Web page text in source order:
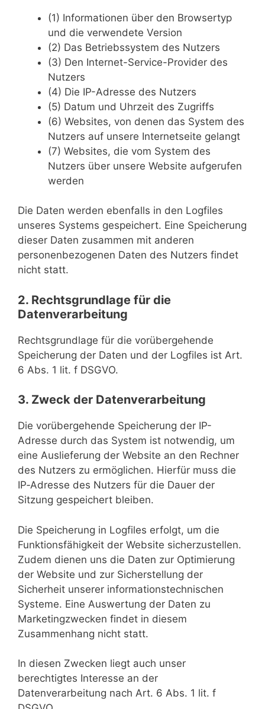
(1) Informationen über den Browsertyp
und die verwendete Version
(2) Das Betriebssystem des Nutzers
(3) Den Internet-Service-Provider des
Nutzers
(4) Die IP-Adresse des Nutzers
(5) Datum und Uhrzeit des Zugriffs
(6) Websites, von denen das System des
Nutzers auf unsere Internetseite gelangt
(7) Websites, die vom System des
Nutzers über unsere Website aufgerufen
werden
Die Daten werden ebenfalls in den Logfiles
unseres Systems gespeichert. Eine Speicherung
dieser Daten zusammen mit anderen
personenbezogenen Daten des Nutzers findet
nicht statt.
2. Rechtsgrundlage für die
Datenverarbeitung
Rechtsgrundlage für die vorübergehende
Speicherung der Daten und der Logfiles ist Art.
6 Abs. 1 lit. f DSGVO.
3. Zweck der Datenverarbeitung
Die vorübergehende Speicherung der IP-
Adresse durch das System ist notwendig, um
eine Auslieferung der Website an den Rechner
des Nutzers zu ermöglichen. Hierfür muss die
IP‑Adresse des Nutzers für die Dauer der
Sitzung gespeichert bleiben.
Die Speicherung in Logfiles erfolgt, um die
Funktionsfähigkeit der Website sicherzustellen.
Zudem dienen uns die Daten zur Optimierung
der Website und zur Sicherstellung der
Sicherheit unserer informationstechnischen
Systeme. Eine Auswertung der Daten zu
Marketingzwecken findet in diesem
Zusammenhang nicht statt.
In diesen Zwecken liegt auch unser
berechtigtes Interesse an der
Datenverarbeitung nach Art. 6 Abs. 1 lit. f